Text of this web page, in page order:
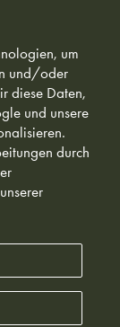
um
und/oder
diese Daten,
und unsere
durch
aber
das
Schuh so
die mit Unterstützung
sorgfältig
sollten aber keine